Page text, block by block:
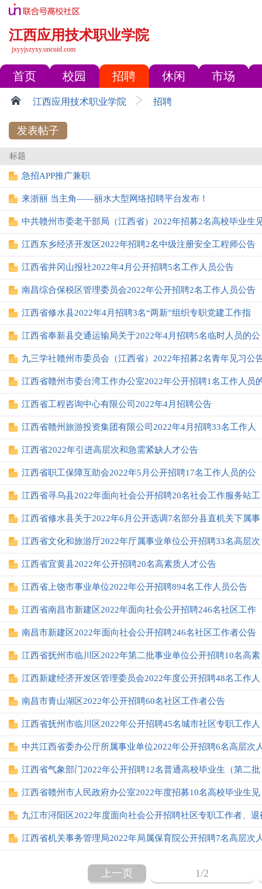
江西应用技术职业学院
jxyyjszyxy.uncuid.com
首页 校园 招聘 休闲 市场
江西应用技术职业学院 招聘
发表帖子
标题
急招APP推广兼职
来浙丽 当主角——丽水大型网络招聘平台发布！
中共赣州市委老干部局（江西省）2022年招募2名高校毕业生
江西东乡经济开发区2022年招聘2名中级注册安全工程师公告
江西省井冈山报社2022年4月公开招聘5名工作人员公告
南昌综合保税区管理委员会2022年公开招聘2名工作人员公告
江西省修水县2022年4月招聘3名“两新”组织专职党建工作指
江西省奉新县交通运输局关于2022年4月招聘5名临时人员的公
九三学社赣州市委员会（江西省）2022年招募2名青年见习公
江西省赣州市委台湾工作办公室2022年公开招聘1名工作人员
江西省工程咨询中心有限公司2022年4月招聘公告
江西省赣州旅游投资集团有限公司2022年4月招聘33名工作人
江西省2022年引进高层次和急需紧缺人才公告
江西省职工保障互助会2022年5月公开招聘17名工作人员的公
江西省寻乌县2022年面向社会公开招聘20名社会工作服务站工
江西省修水县关于2022年6月公开选调7名部分县直机关下属事
江西省文化和旅游厅2022年厅属事业单位公开招聘33名高层次
江西省宜黄县2022年公开招聘20名高素质人才公告
江西省上饶市事业单位2022年公开招聘894名工作人员公告
江西省南昌市新建区2022年面向社会公开招聘246名社区工作
南昌市新建区2022年面向社会公开招聘246名社区工作者公告
江西省抚州市临川区2022年第二批事业单位公开招聘10名高素
江西新建经济开发区管理委员会2022年度公开招聘48名工作人
南昌市青山湖区2022年公开招聘60名社区工作者公告
江西省抚州市临川区2022年公开招聘45名城市社区专职工作人
中共江西省委办公厅所属事业单位2022年公开招聘6名高层次
江西省气象部门2022年公开招聘12名普通高校毕业生（第二批
江西省赣州市人民政府办公室2022年度招募10名高校毕业生见
九江市浔阳区2022年度面向社会公开招聘社区专职工作者、退
江西省机关事务管理局2022年局属保育院公开招聘7名高层次
上一页 1/2